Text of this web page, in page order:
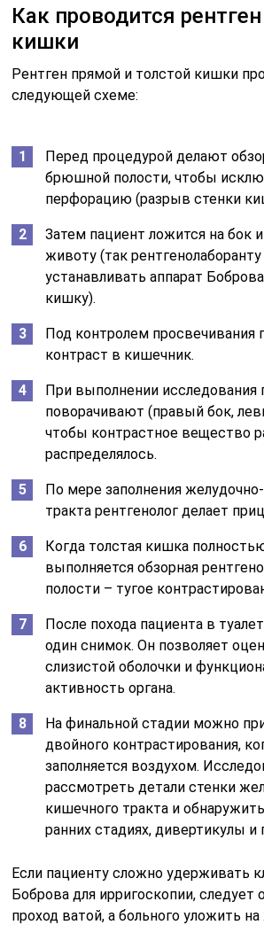
Как проводится
кишки
Рентген прямой и толстой кишки
следующей схеме:
Перед процедурой делают
брюшной полости, чтобы
перфорацию (разрыв стенки
Затем пациент ложится на бок
животу (так
устанавливать аппарат
кишку).
Под контролем просвечивания
контраст в кишечник.
При выполнении исследования
поворачивают (правый бок,
чтобы контрастное вещество
распределялось.
По мере заполнения
тракта рентгенолог делает
Когда толстая кишка
выполняется обзорная
полости – тугое
После похода пациента в
один снимок. Он позволяет
слизистой оболочки и
активность органа.
На финальной стадии можно
двойного контрастирования,
заполняется воздухом.
рассмотреть детали стенки
кишечного тракта и
ранних стадиях, дивертикулы и
Если пациенту сложно удерживать
Боброва для ирригоскопии, следует
проход ватой, а больного уложить